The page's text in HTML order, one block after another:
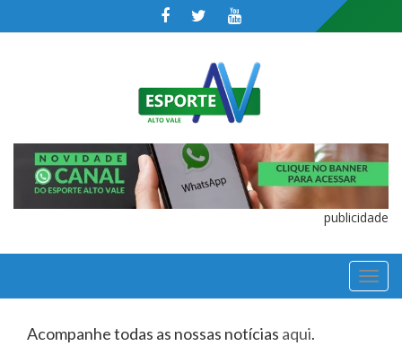
publicidade
Acompanhe todas as nossas notícias aqui.